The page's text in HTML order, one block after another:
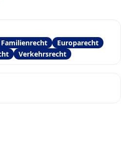
Familienrecht
Europarecht
Verkehrsrecht